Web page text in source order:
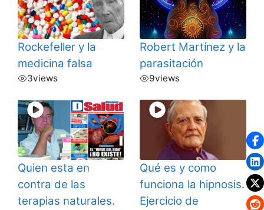
Rockefeller y la
medicina falsa
3views
Robert Martínez y la
parasitación
9views
Quien esta en
contra de las
terapias naturales.
Qué es y como
funciona la hipnosis.
Ejercicio de